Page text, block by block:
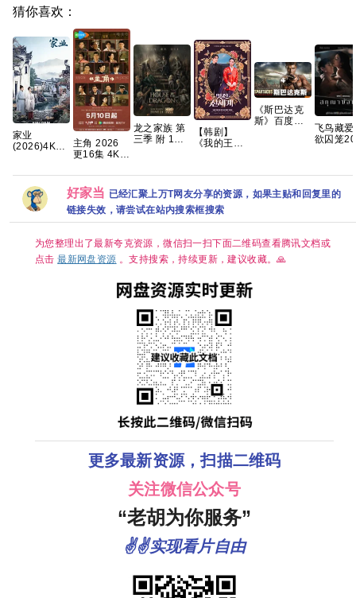
猜你喜欢：
家业
(2026)4K
HiveWeb/简
体中文/夸克
百度网盘/单
集1GB】
主角 2026
更16集 4K
龙之家族 第
三季 附 1～2
7GB左右】
【韩剧】
《我的王室
张胜祖 李世
熙 金玟锡 蔡
书安 金海淑
2026/喜剧/
爱情/奇幻/已
《斯巴达克
斯》百度云
飞鸟藏爱
欲囚笼
好家当 已经汇聚上万T网友分享的资源，如果主贴和回复里的
链接失效，请尝试在站内搜索框搜索
为您整理出了最新夸克资源，微信扫一扫下面二维码查看腾讯文档或
点击最新网盘资源 。支持搜索，持续更新，建议收藏。🙏
更多最新资源，扫描二维码
关注微信公众号
“老胡为你服务”
✌✌实现看片自由